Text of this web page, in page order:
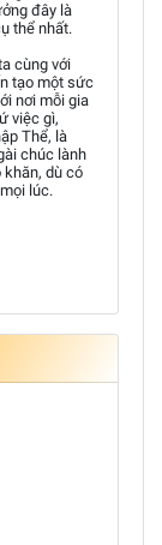
đây là
thể nhất.
cùng với
tạo một sức
nơi mỗi gia
việc gì,
Thể, là
chúc lành
khăn, dù có
lúc.